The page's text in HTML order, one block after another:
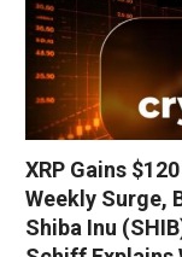
XRP Gains
Weekly Surge,
Shiba Inu